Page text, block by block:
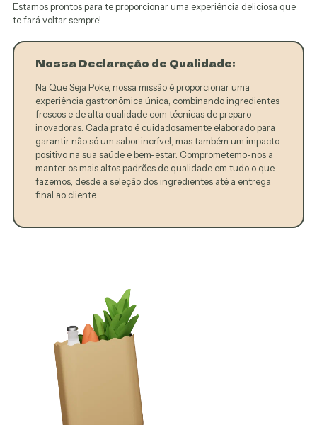
Estamos prontos para te proporcionar uma experiência deliciosa que
te fará voltar sempre!
Nossa Declaração de Qualidade:
Na Que Seja Poke, nossa missão é proporcionar uma
experiência gastronômica única, combinando ingredientes
frescos e de alta qualidade com técnicas de preparo
inovadoras. Cada prato é cuidadosamente elaborado para
garantir não só um sabor incrível, mas também um impacto
positivo na sua saúde e bem-estar. Comprometemo-nos a
manter os mais altos padrões de qualidade em tudo o que
fazemos, desde a seleção dos ingredientes até a entrega
final ao cliente.